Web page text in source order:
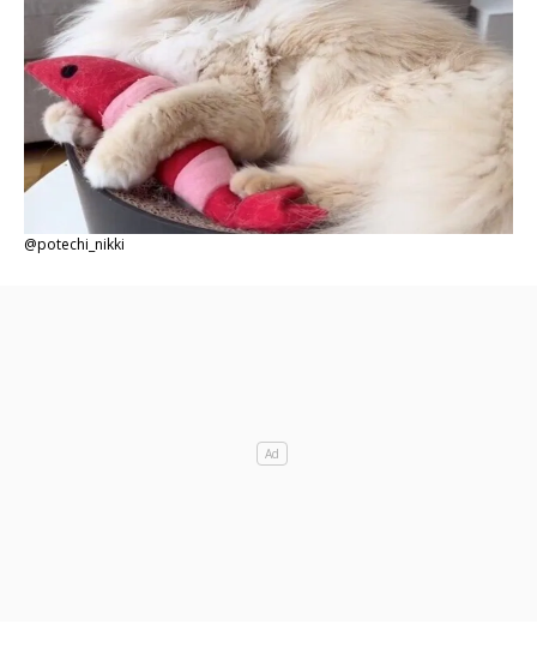
@potechi_nikki